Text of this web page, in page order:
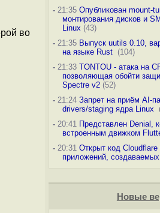
во
-21:35 Опубликован mount-
монтирования дисков и
Linux (43)
-21:35 Выпуск uutils 0.10,
на языке Rust (104)
-21:33 TONTOU - атака на
позволяющая обойти
Spectre v2(52)
-21:24 Запрет на приём AI-
drivers/staging ядра Linux
-20:41 Представлен Denial,
встроенным движком
-20:31 Открыт код
приложений, создаваемых
Новые